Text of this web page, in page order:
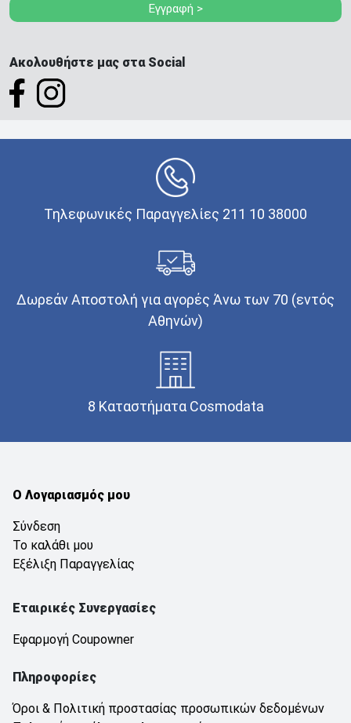
Εγγραφή >
Ακολουθήστε μας στα Social
Τηλεφωνικές Παραγγελίες 211 10 38000
Δωρεάν Αποστολή για αγορές Άνω των 70 (εντός
Αθηνών)
8 Καταστήματα Cosmodata
Ο Λογαριασμός μου
Σύνδεση
Το καλάθι μου
Εξέλιξη Παραγγελίας
Εταιρικές Συνεργασίες
Εφαρμογή Coupowner
Πληροφορίες
Όροι & Πολιτική προστασίας προσωπικών δεδομένων